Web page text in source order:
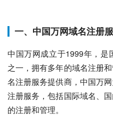
一、中国万网域名注册
中国万网成立于1999年，
之一，拥有多年的域名注册
名注册服务提供商，中国万
注册服务，包括国际域名、
的注册和管理。